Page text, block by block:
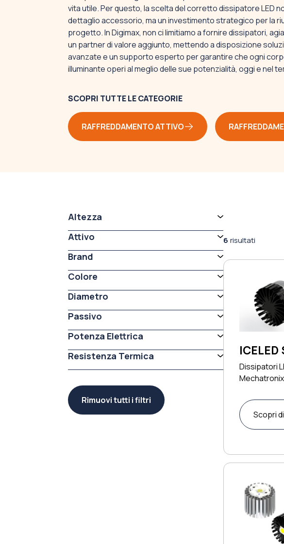
vita utile. Per questo, la scelta del corretto dissipatore LED
dettaglio accessorio, ma un investimento strategico per la
progetto. In Digimax, non ci limitiamo a fornire dissipatori,
un partner di valore aggiunto, mettendo a disposizione
avanzate e un supporto esperto per garantire che ogni
illuminante operi al meglio delle sue potenzialità, oggi e nel
SCOPRI TUTTE LE CATEGORIE
RAFFREDDAMENTO ATTIVO
Altezza
Attivo
Brand
Colore
Diametro
Passivo
Potenza Elettrica
Resistenza Termica
Rimuovi tutti i filtri
6 risultati
ICELED
Dissipatori
Scopri